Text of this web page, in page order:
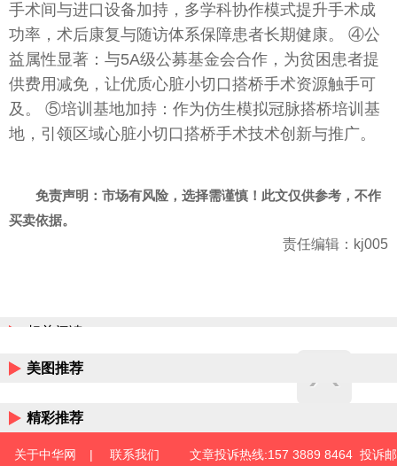
手术间与进口设备加持，多学科协作模式提升手术成
功率，术后康复与随访体系保障患者长期健康。 ④公
益属性显著：与5A级公募基金会合作，为贫困患者提
供费用减免，让优质心脏小切口搭桥手术资源触手可
及。 ⑤培训基地加持：作为仿生模拟冠脉搭桥培训基
地，引领区域心脏小切口搭桥手术技术创新与推广。
免责声明：市场有风险，选择需谨慎！此文仅供参考，不作
买卖依据。
责任编辑：kj005
相关阅读
美图推荐
精彩推荐
关于中华网 | 联系我们
文章投诉热线:157 3889 8464 投诉邮